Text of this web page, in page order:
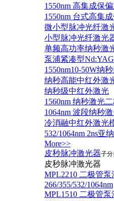
1550nm 高集成保
1550nm 台式高集
微小型脉冲光纤激
小型脉冲光纤激光
单频高功率纳秒激
泵浦紧凑型
1550nm10-50W纳
纳秒高能中红外激
纳秒级中红外激光
1560nm 纳秒激光
1064nm 波段纳秒
冷消融中红外激光
532/1064nm 2ns亚
More>>
皮秒脉冲激光器子
皮秒脉冲激光器
​MPL2210 二极管
266/355/532/1064nm
MPL1510 二极管